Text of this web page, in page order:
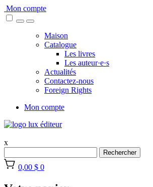
Skip
to
Mon compte
Maison
Catalogue
Les livres
Les auteur·e·s
Actualités
Contactez-nous
Foreign Rights
Mon compte
x
Rechercher
0,00 $ 0